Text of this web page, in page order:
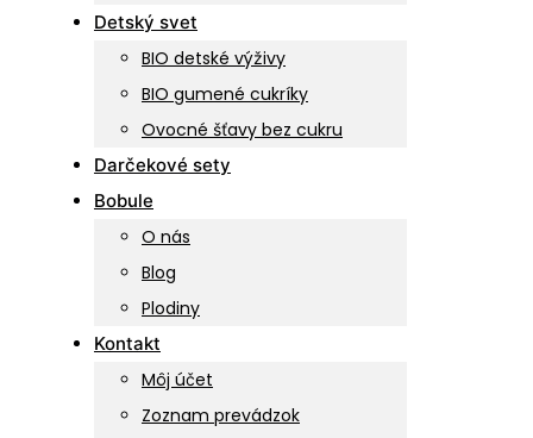
Detský svet
BIO detské výživy
BIO gumené cukríky
Ovocné šťavy bez cukru
Darčekové sety
Bobule
O nás
Blog
Plodiny
Kontakt
Môj účet
Zoznam prevádzok